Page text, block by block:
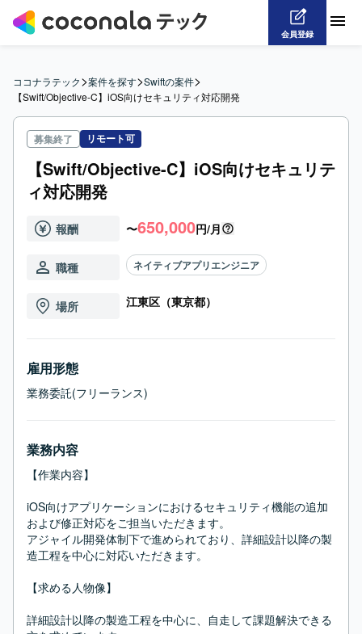
会員登録
ココナラテック>案件を探す>Swiftの案件>
【Swift/Objective-C】iOS向けセキュリティ対応開発
募集終了 リモート可
【Swift/Objective-C】iOS向けセキュリテ
ィ対応開発
報酬 〜650,000円/月
職種 ネイティブアプリエンジニア
場所 江東区（東京都）
雇用形態
業務委託(フリーランス)
業務内容
【作業内容】
iOS向けアプリケーションにおけるセキュリティ機能の追加
および修正対応をご担当いただきます。
アジャイル開発体制下で進められており、詳細設計以降の製
造工程を中心に対応いただきます。
【求める人物像】
詳細設計以降の製造工程を中心に、自走して課題解決できる